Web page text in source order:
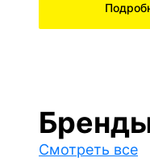
Смотреть все